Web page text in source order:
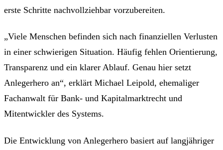
erste Schritte nachvollziehbar vorzubereiten.
„Viele Menschen befinden sich nach finanziellen Verlusten
in einer schwierigen Situation. Häufig fehlen Orientierung,
Transparenz und ein klarer Ablauf. Genau hier setzt
Anlegerhero an“, erklärt Michael Leipold, ehemaliger
Fachanwalt für Bank- und Kapitalmarktrecht und
Mitentwickler des Systems.
Die Entwicklung von Anlegerhero basiert auf langjähriger